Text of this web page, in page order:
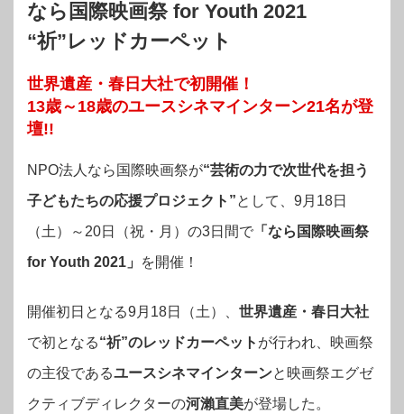
なら国際映画祭 for Youth 2021
“祈”レッドカーペット
世界遺産・春日大社で初開催！
13歳～18歳のユースシネマインターン21名が登
壇!!
NPO法人なら国際映画祭が“芸術の力で次世代を担う
子どもたちの応援プロジェクト”として、9月18日
（土）～20日（祝・月）の3日間で 「なら国際映画祭
for Youth 2021」
を開催！
開催初日となる9月18日（土）、 世界遺産・春日大社
で初となる“祈”のレッドカーペット が行われ、映画祭
の主役であるユースシネマインターンと映画祭エグゼ
クティブディレクターの河瀨直美が登場した。